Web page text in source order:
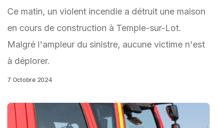
Ce matin, un violent incendie a détruit une maison
en cours de construction à Temple-sur-Lot.
Malgré l'ampleur du sinistre, aucune victime n'est
à déplorer.
7 Octobre 2024